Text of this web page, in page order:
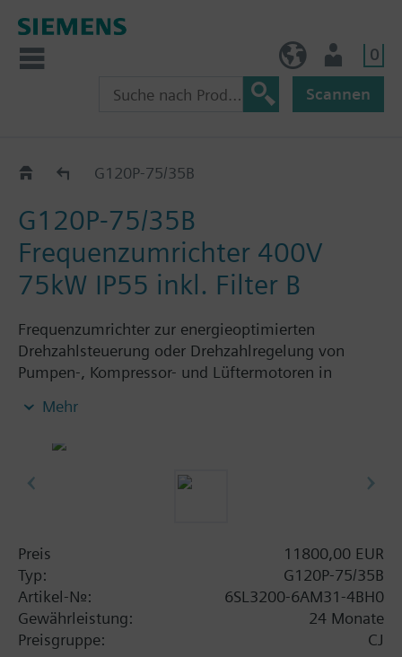
0
Scannen
G120P..5BG120P-75/35B
G120P-75/35B
Frequenzumrichter 400V
75kW IP55 inkl. Filter B
Frequenzumrichter zur energieoptimierten
Drehzahlsteuerung oder Drehzahlregelung von
Pumpen-, Kompressor- und Lüftermotoren in
Power Module PM230, Control Unit CU230P-2-BT
Weitere Informationen
Mehr
Preis
11800,00 EUR
Typ:
G120P-75/35B
Artikel-Nr.:
6SL3200-6AM31-4BH0
Gewährleistung:
24 Monate
Preisgruppe:
CJ